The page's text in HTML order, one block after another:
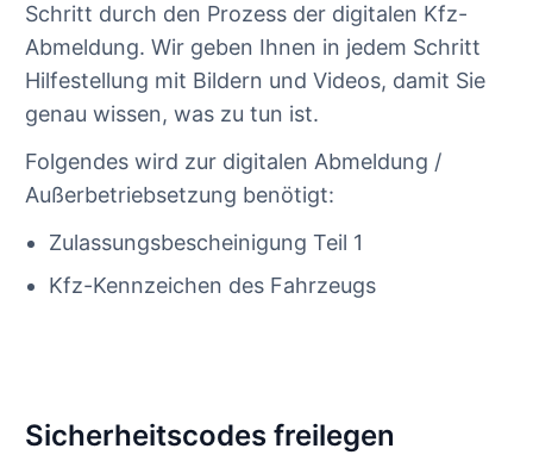
Schritt durch den Prozess der digitalen Kfz-
Abmeldung. Wir geben Ihnen in jedem Schritt
Hilfestellung mit Bildern und Videos, damit Sie
genau wissen, was zu tun ist.
Folgendes wird zur digitalen Abmeldung /
Außerbetriebsetzung benötigt:
Zulassungsbescheinigung Teil 1
Kfz-Kennzeichen des Fahrzeugs
Sicherheitscodes freilegen